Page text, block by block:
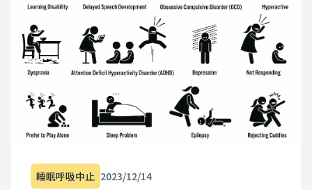
睡眠呼吸中止 2023/12/14